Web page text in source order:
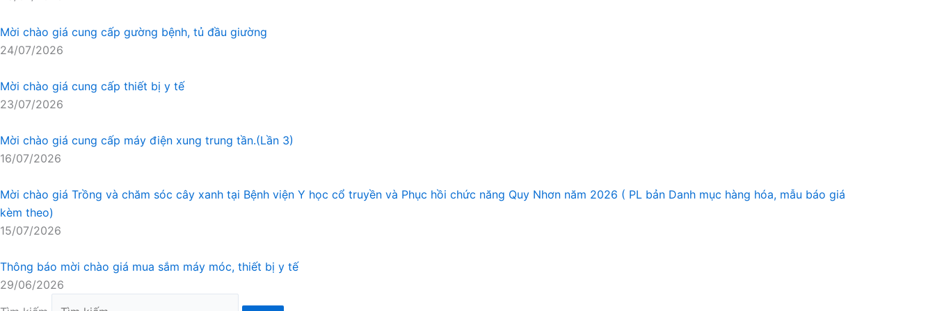
Mời chào giá cung cấp gường bệnh, tủ đầu giường
24/07/2026
Mời chào giá cung cấp thiết bị y tế
23/07/2026
Mời chào giá cung cấp máy điện xung trung tần.(Lần 3)
16/07/2026
Mời chào giá Trồng và chăm sóc cây xanh tại Bệnh viện Y học cổ truyền và Phục hồi chức năng Quy Nhơn năm 2026 ( PL bản Danh mục hàng hóa, mẫu báo giá
kèm theo)
15/07/2026
Thông báo mời chào giá mua sắm máy móc, thiết bị y tế
29/06/2026